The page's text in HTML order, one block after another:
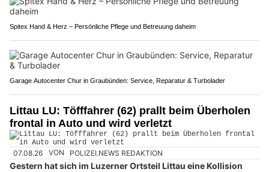
Spitex Hand & Herz – Persönliche Pflege und Betreuung daheim
Garage Autocenter Chur in Graubünden: Service, Reparatur & Turbolader
Littau LU: Töfffahrer (62) prallt beim Überholen
frontal in Auto und wird verletzt
07.08.26 VON POLIZEI.NEWS REDAKTION
Gestern hat sich im Luzerner Ortsteil Littau eine Kollision